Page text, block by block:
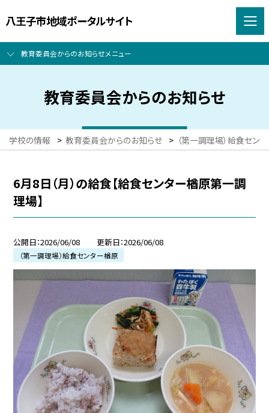
八王子市地域ポータルサイト
教育委員会からのお知らせメニュー
教育委員会からのお知らせ
学校の情報 > 教育委員会からのお知らせ > （第一調理場）給食セン
6月8日（月）の給食【給食センター楢原第一調
理場】
公開日 2026/06/08 更新日 2026/06/08
（第一調理場）給食センター楢原